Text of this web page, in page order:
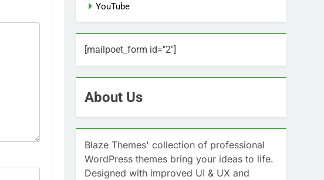
YouTube
[mailpoet_form id="2"]
About Us
Blaze Themes' collection of professional
WordPress themes bring your ideas to life.
Designed with improved UI & UX and